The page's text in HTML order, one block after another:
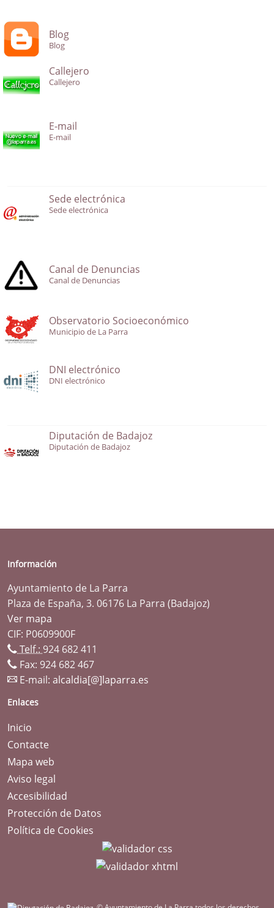
Blog
Blog
Callejero
Callejero
E-mail
E-mail
Sede electrónica
Sede electrónica
Canal de Denuncias
Canal de Denuncias
Observatorio Socioeconómico
Municipio de La Parra
DNI electrónico
DNI electrónico
Diputación de Badajoz
Diputación de Badajoz
Información
Ayuntamiento de La Parra
Plaza de España, 3. 06176 La Parra (Badajoz)
Ver mapa
CIF: P0609900F
Telf.: 924 682 411
Fax: 924 682 467
E-mail: alcaldia[@]laparra.es
Enlaces
Inicio
Contacte
Mapa web
Aviso legal
Accesibilidad
Protección de Datos
Política de Cookies